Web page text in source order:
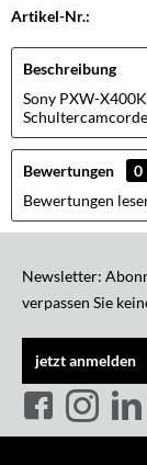
Artikel-Nr.:
Beschreibung
Sony PXW-
Bewertungen
0
Bewertungen
Newsletter:
verpassen Sie
jetzt anmelden